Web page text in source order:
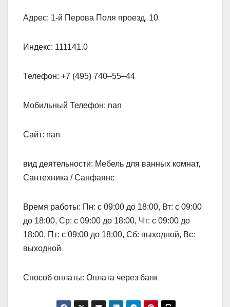
Адрес: 1-й Перова Поля проезд, 10
Индекс: 111141.0
Телефон: +7 (495) 740‒55‒44
Мобильный Телефон: nan
Сайт: nan
вид деятельности: Мебель для ванных комнат,
Сантехника / Санфаянс
Время работы: Пн: с 09:00 до 18:00, Вт: с 09:00
до 18:00, Ср: с 09:00 до 18:00, Чт: с 09:00 до
18:00, Пт: с 09:00 до 18:00, Сб: выходной, Вс:
выходной
Способ оплаты: Оплата через банк